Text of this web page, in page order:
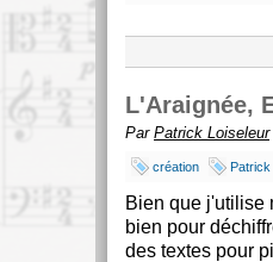
L'Araignée,
Par Patrick Loiseleur
création Patrick
Bien que j'utilise
bien pour
des textes pour